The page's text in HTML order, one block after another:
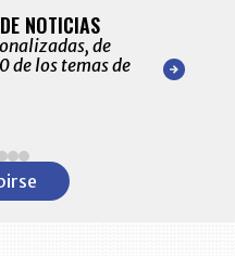
NOTICIAS
de
de los temas de
de las